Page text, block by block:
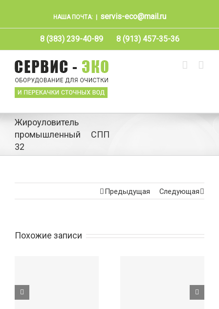
НАША ПОЧТА: servis-eco@mail.ru
8 (383) 239-40-89 8 (913) 457-35-36
Жироуловитель
промышленный СПП
32
Предыдущая Следующая
Похожие записи